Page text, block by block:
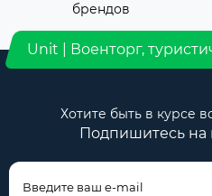
брендов
Unit | Военторг,
Хотите быть в курсе
Подпишитесь на